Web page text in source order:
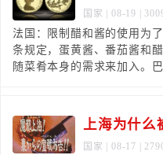
国家 | 08-19 |
法国：限制醋和酱的使用为
条规定，蛋黄酱、番茄酱和
随菜肴本身的需求来加入。
上海为什么
国家 | 08-17 |